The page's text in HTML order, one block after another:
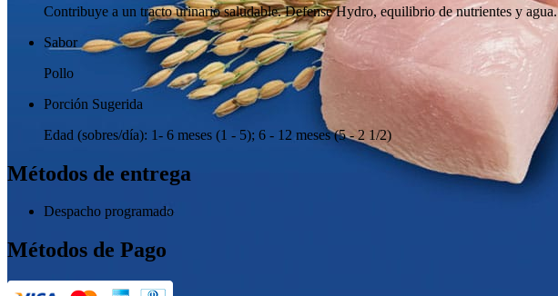
Contribuye a un tracto urinario saludable. Defense Hydro, equilibrio de nutrientes y agua.
Sabor
Pollo
Porción Sugerida
Edad (sobres/día): 1- 6 meses (1 - 5); 6 - 12 meses (5 - 2 1/2)
Métodos de entrega
Despacho programado
Métodos de Pago